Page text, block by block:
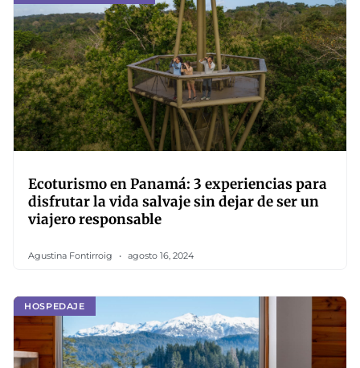
Ecoturismo en Panamá: 3 experiencias para
disfrutar la vida salvaje sin dejar de ser un
viajero responsable
Agustina Fontirroig agosto 16, 2024
HOSPEDAJE